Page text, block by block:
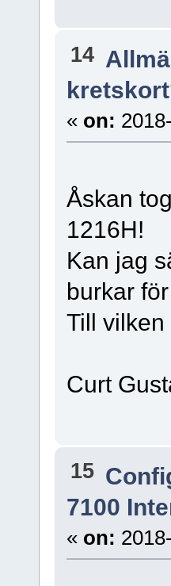
14
« on:
Åskan
1216H!
Kan jag
burkar
Till
Curt
15
7100
« on: